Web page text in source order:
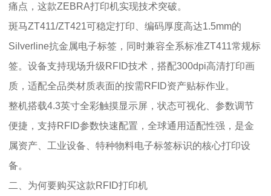
痛点，这款ZEBRA打印机实现技术突破。
斑马ZT411/ZT421可稳定打印、编码厚度高达1.5mm的
Silverline抗金属电子标签，同时兼容全系标准ZT411常规标
签。设备支持现场升级RFID技术，搭配300dpi高清打印画
质，适配全品类材质表面的按需RFID资产贴标作业。
整机搭载4.3英寸全彩触摸显示屏，状态可视化、参数调节
便捷，支持RFID参数快速配置，全球通用适配性强，是金
属资产、工业设备、特种物料电子标签标识的核心打印设
备。
二、为何要购买这款RFID打印机